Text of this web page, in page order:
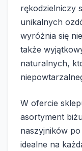
rękodzielniczy
unikalnych
wyróżnia się
także
naturalnych,
W ofercie
asortyment
naszyjników
idealne na